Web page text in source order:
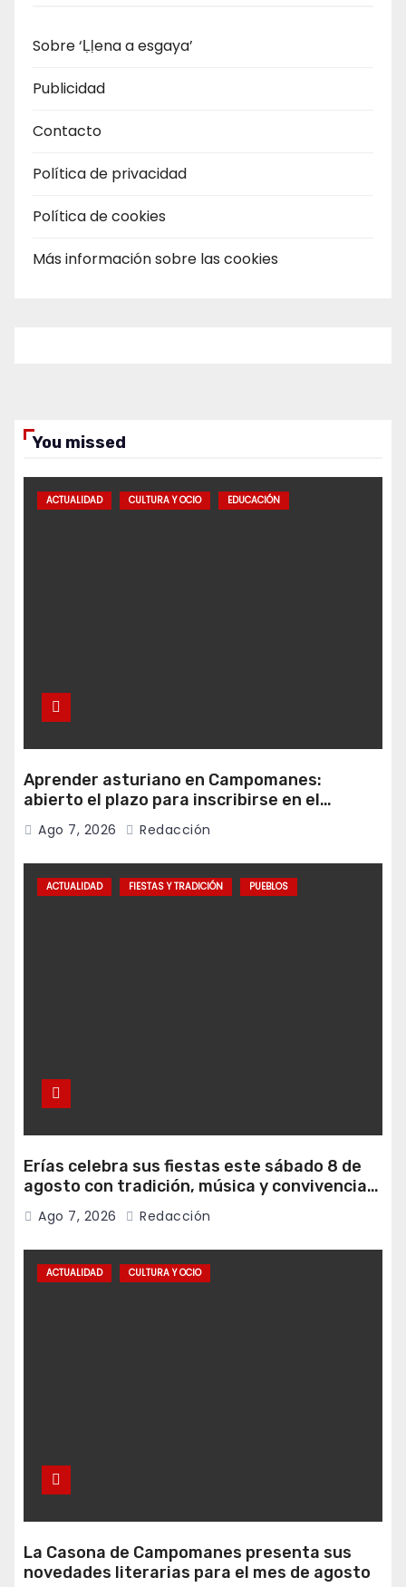
Sobre ‘Ḷḷena a esgaya’
Publicidad
Contacto
Política de privacidad
Política de cookies
Más información sobre las cookies
You missed
ACTUALIDAD CULTURA Y OCIO EDUCACIÓN
Aprender asturiano en Campomanes:
abierto el plazo para inscribirse en el
programa Falamos
Ago 7, 2026 Redacción
ACTUALIDAD FIESTAS Y TRADICIÓN PUEBLOS
Erías celebra sus fiestas este sábado 8 de
agosto con tradición, música y convivencia
vecinal
Ago 7, 2026 Redacción
ACTUALIDAD CULTURA Y OCIO
La Casona de Campomanes presenta sus
novedades literarias para el mes de agosto